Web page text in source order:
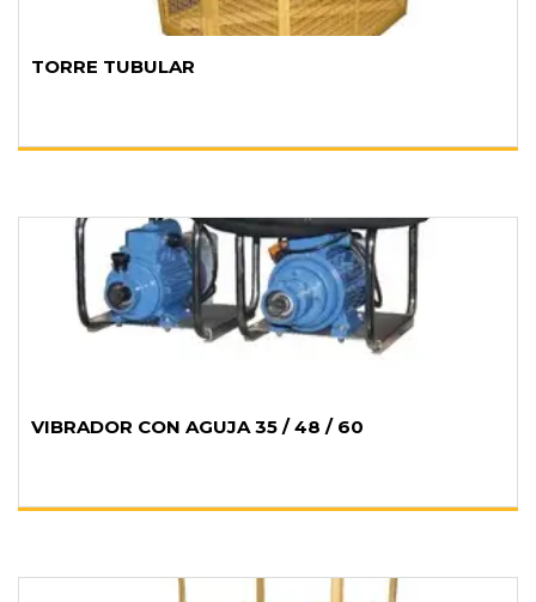
TORRE TUBULAR
VIBRADOR CON AGUJA 35 / 48 / 60